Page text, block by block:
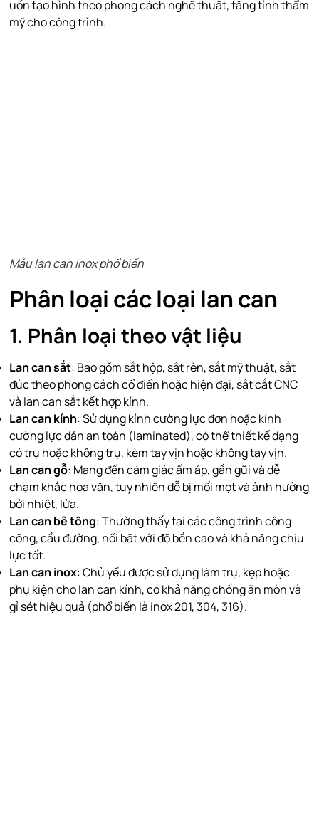
uốn tạo hình theo phong cách nghệ thuật, tăng tính thẩm
mỹ cho công trình.
Mẫu lan can inox phổ biến
Phân loại các loại lan can
1. Phân loại theo vật liệu
Lan can sắt: Bao gồm sắt hộp, sắt rèn, sắt mỹ thuật, sắt
đúc theo phong cách cổ điển hoặc hiện đại, sắt cắt CNC
và lan can sắt kết hợp kính.
Lan can kính: Sử dụng kính cường lực đơn hoặc kính
cường lực dán an toàn (laminated), có thể thiết kế dạng
có trụ hoặc không trụ, kèm tay vịn hoặc không tay vịn.
Lan can gỗ: Mang đến cảm giác ấm áp, gần gũi và dễ
chạm khắc hoa văn, tuy nhiên dễ bị mối mọt và ảnh hưởng
bởi nhiệt, lửa.
Lan can bê tông: Thường thấy tại các công trình công
cộng, cầu đường, nổi bật với độ bền cao và khả năng chịu
lực tốt.
Lan can inox: Chủ yếu được sử dụng làm trụ, kẹp hoặc
phụ kiện cho lan can kính, có khả năng chống ăn mòn và
gỉ sét hiệu quả (phổ biến là inox 201, 304, 316).